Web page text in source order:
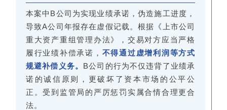
本案中B公司为实现业绩承诺，伪造施工进度，
导致A公司年报存在虚假记载。根据《上市公司
重大资产重组管理办法》，交易对方应当严格
履行业绩补偿承诺， 不得通过虚增利润等方式
规避补偿义务。 B公司的行为不仅违背了业绩承
诺的诚信原则，更破坏了资本市场的公平公
正。受到监管局的严厉惩罚实属合情合理更合
法。